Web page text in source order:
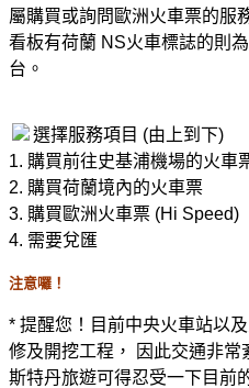
屬購買或詢問歐洲火車票的服
看板有荷蘭 NS火車標誌的則
台。
選擇服務項目 (由上到下)
1. 購買前往史基浦機場的火車
2. 購買荷蘭境內的火車票
3. 購買歐洲火車票 (Hi Speed)
4. 需要兌匯
注意囉！
* 提醒您！目前中央火車站以
修及開挖工程， 因此交通非
斯特丹旅遊可得忍受一下目前